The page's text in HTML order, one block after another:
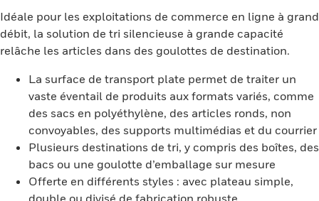
Idéale pour les exploitations de commerce en ligne à grand
débit, la solution de tri silencieuse à grande capacité
relâche les articles dans des goulottes de destination.
La surface de transport plate permet de traiter un
vaste éventail de produits aux formats variés, comme
des sacs en polyéthylène, des articles ronds, non
convoyables, des supports multimédias et du courrier
Plusieurs destinations de tri, y compris des boîtes, des
bacs ou une goulotte d’emballage sur mesure
Offerte en différents styles : avec plateau simple,
double ou divisé de fabrication robuste